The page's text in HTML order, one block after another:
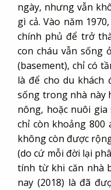
ngày, nhưng vẫn
gì cả. Vào năm
chính phủ để trở
con cháu vẫn sống
(basement), chỉ có
là để cho du khách
sống trong nhà này
nông, hoặc nuôi gia
chỉ còn khoảng 800
không còn được
(do cứ mỗi đời lại
tính từ khi căn nhà
nay (2018) là đã